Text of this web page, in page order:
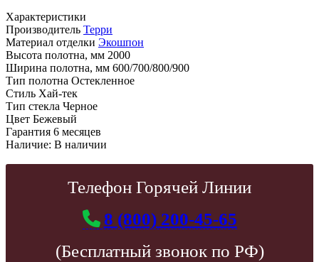
Характеристики
Производитель Терри
Материал отделки Экошпон
Высота полотна, мм 2000
Ширина полотна, мм 600/700/800/900
Тип полотна Остекленное
Стиль Хай-тек
Тип стекла Черное
Цвет Бежевый
Гарантия 6 месяцев
Наличие: В наличии
Телефон Горячей Линии
8 (800) 200-45-65
(Бесплатный звонок по РФ)